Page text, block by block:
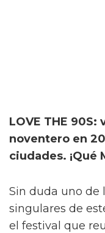
LOVE THE
noventero en
ciudades. ¡Qué
Sin duda uno de
singulares de
el festival que